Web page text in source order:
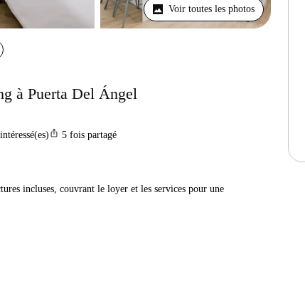
Voir toutes les photos
à Puerta Del Ángel
intéressé(es) ios_share 5 fois partagé
incluses, couvrant le loyer et les services pour une